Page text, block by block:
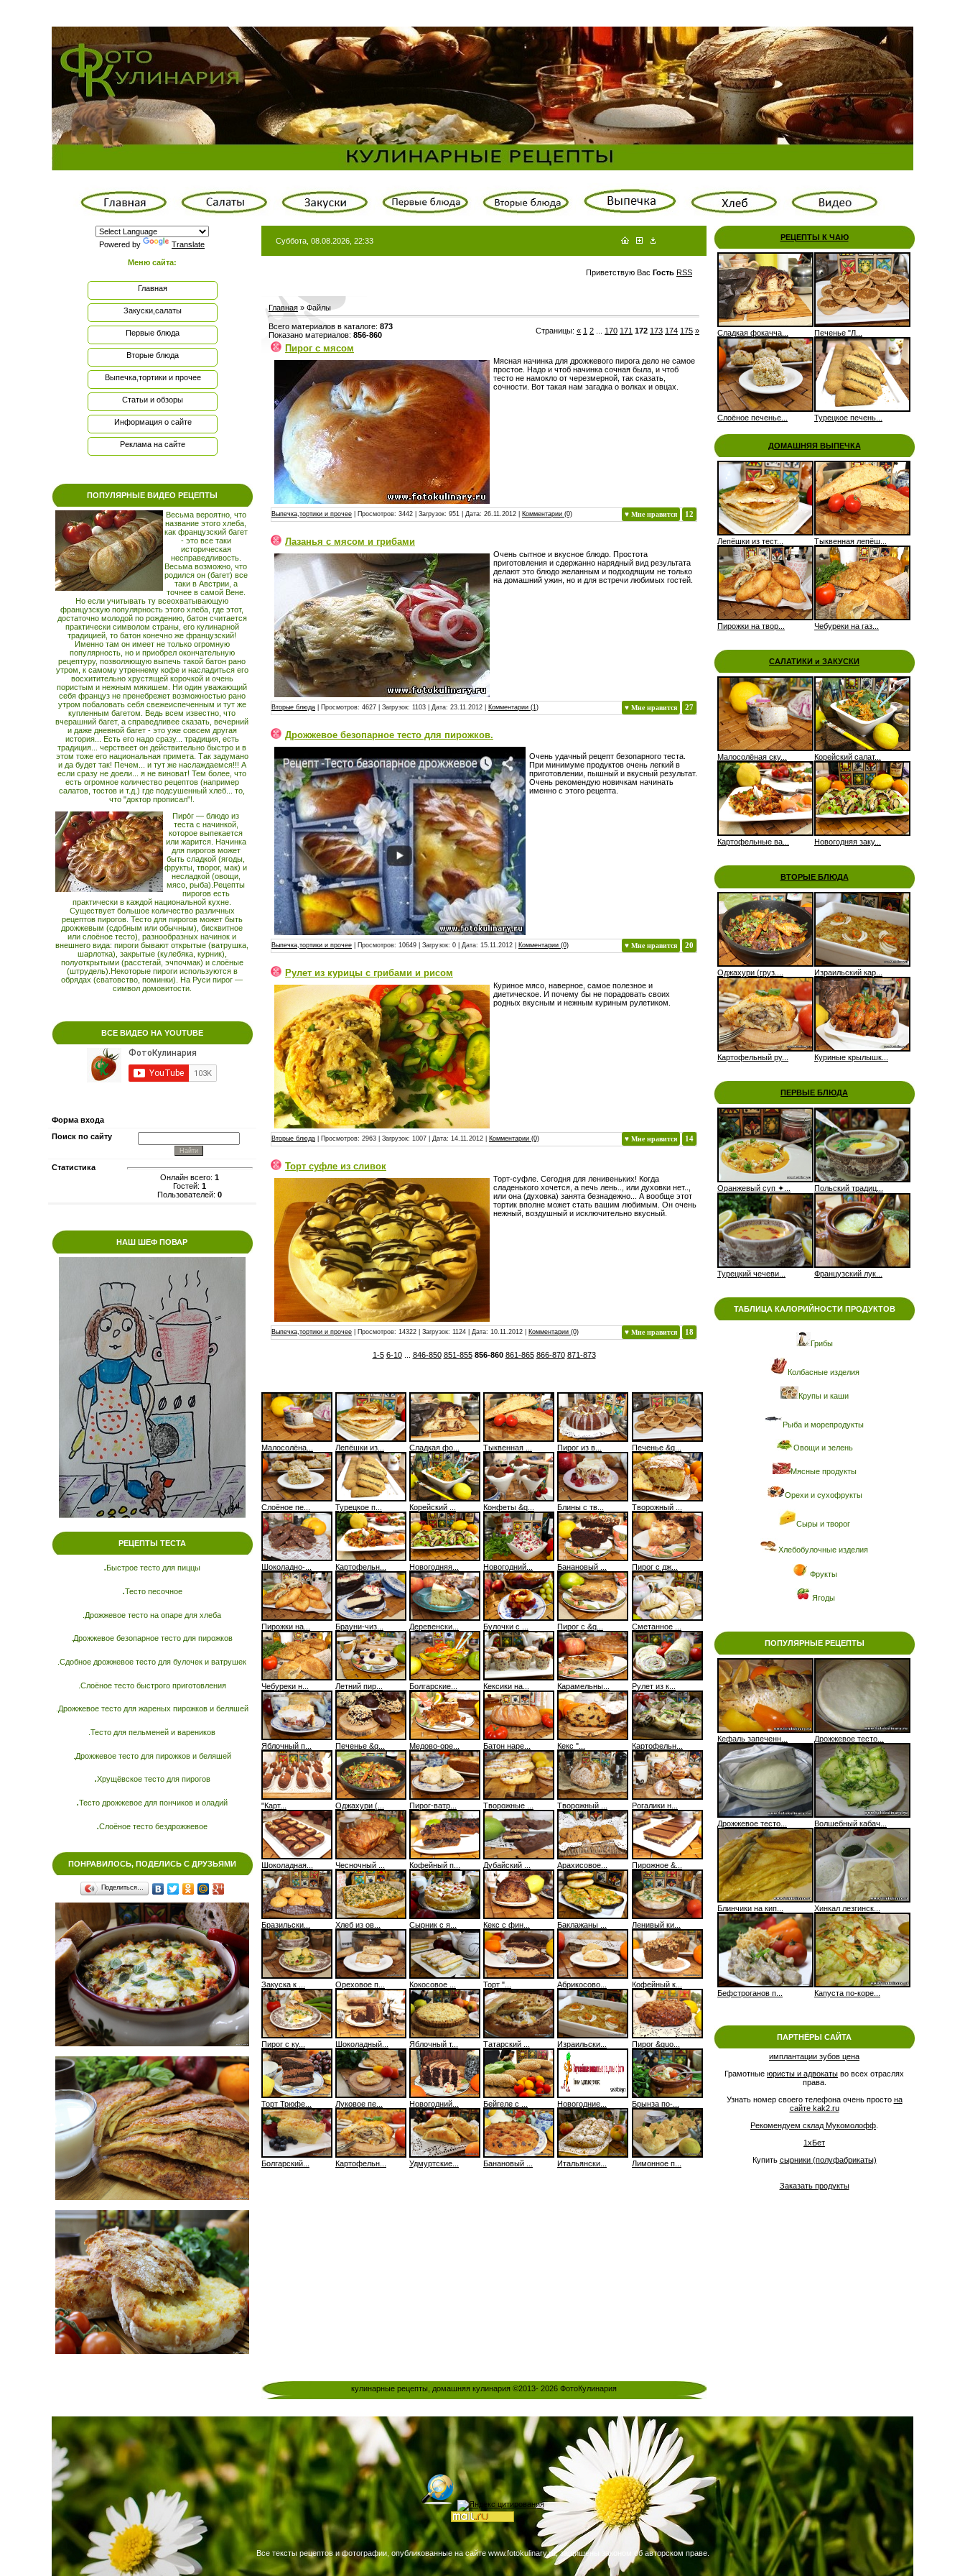
Powered by Translate
Меню сайта:
Главная
Закуски,салаты
Первые блюда
Вторые блюда
Выпечка,тортики и прочее
Статьи и обзоры
Информация о сайте
Реклама на сайте
ПОПУЛЯРНЫЕ ВИДЕО РЕЦЕПТЫ
Весьма вероятно, что
название этого хлеба,
как французский багет
- это все таки
историческая
несправедливость.
Весьма возможно, что
родился он (багет) все
таки в Австрии, а
точнее в самой Вене.
Но если учитывать ту всеохватывающую
французскую популярность этого хлеба, где этот,
достаточно молодой по рождению, батон считается
практически символом страны, его кулинарной
традицией, то батон конечно же французский!
Именно там он имеет не только огромную
популярность, но и приобрел окончательную
рецептуру, позволяющую выпечь такой батон рано
утром, к самому утреннему кофе и насладиться его
восхитительно хрустящей корочкой и очень
пористым и нежным мякишем. Ни один уважающий
себя француз не пренебрежет возможностью рано
утром побаловать себя свежеиспеченным и тут же
купленным багетом. Ведь всем известно, что
вчерашний багет, а справедливее сказать, вечерний
и даже дневной багет - это уже совсем другая
история... Есть его надо сразу... традиция, есть
традиция... черствеет он действительно быстро и в
этом тоже его национальная примета. Так задумано
и да будет так! Печем... и тут же наслаждаемся!!! А
если сразу не доели... я не виноват! Тем более, что
есть огромное количество рецептов (например
салатов, тостов и т.д.) где подсушенный хлеб... то,
что "доктор прописал"!.
Пиро́г — блюдо из
теста с начинкой,
которое выпекается
или жарится. Начинка
для пирогов может
быть сладкой (ягоды,
фрукты, творог, мак) и
несладкой (овощи,
мясо, рыба).Рецепты
пирогов есть
практически в каждой национальной кухне.
Существует большое количество различных
рецептов пирогов. Тесто для пирогов может быть
дрожжевым (сдобным или обычным), бисквитное
или слоёное тесто), разнообразных начинок и
внешнего вида: пироги бывают открытые (ватрушка,
шарлотка), закрытые (кулебяка, курник),
полуоткрытыми (расстегай, эчпочмак) и слоёные
(штрудель).Некоторые пироги используются в
обрядах (сватовство, поминки). На Руси пирог —
символ домовитости.
ВСЕ ВИДЕО НА YOUTUBE
Форма входа
Поиск по сайту
Статистика
Онлайн всего: 1
Гостей: 1
Пользователей: 0
НАШ ШЕФ ПОВАР
РЕЦЕПТЫ ТЕСТА
. Быстрое тесто для пиццы
.Тесто песочное
.Дрожжевое тесто на опаре для хлеба
.Дрожжевое безопарное тесто для пирожков
.Сдобное дрожжевое тесто для булочек и ватрушек
.Слоёное тесто быстрого приготовления
.Дрожжевое тесто для жареных пирожков и беляшей
.Тесто для пельменей и вареников
.Дрожжевое тесто для пирожков и беляшей
.Хрущёвское тесто для пирогов
.Тесто дрожжевое для пончиков и оладий
.Слоёное тесто бездрожжевое
ПОНРАВИЛОСЬ, ПОДЕЛИСЬ С ДРУЗЬЯМИ
Поделиться…
Суббота, 08.08.2026, 22:33
Приветствую Вас Гость RSS
Главная » Файлы
Всего материалов в каталоге: 873
Показано материалов: 856-860 Страницы: « 1 2 170 171 172 173 174 175 »
Пирог с мясом
Мясная начинка для дрожжевого пирога дело не самое
простое. Надо и чтоб начинка сочная была, и чтоб
тесто не намокло от черезмерной, так сказать,
сочности. Вот такая нам загадка о волках и овцах.
♥ Мне нравится 12
Выпечка,тортики и прочее | Просмотров: 3442 | Загрузок: 951 | Дата: 26.11.2012 Комментарии (0)
Лазанья с мясом и грибами
Очень сытное и вкусное блюдо. Простота
приготовления и сдержанно нарядный вид результата
делают это блюдо желанным и подходящим не только
на домашний ужин, но и для встречи любимых гостей.
♥ Мне нравится 27
Вторые блюда | Просмотров: 4627 | Загрузок: 1103 | Дата: 23.11.2012 Комментарии (1)
Дрожжевое безопарное тесто для пирожков.
Очень удачный рецепт безопарного теста.
При минимуме продуктов очень легкий в
приготовлении, пышный и вкусный результат.
Очень рекомендую новичкам начинать
именно с этого рецепта.
♥ Мне нравится 20
Выпечка,тортики и прочее | Просмотров: 10649 | Загрузок: 0 | Дата: 15.11.2012 Комментарии (0)
Рулет из курицы с грибами и рисом
Куриное мясо, наверное, самое полезное и
диетическое. И почему бы не порадовать своих
родных вкусным и нежным куриным рулетиком.
♥ Мне нравится 14
Вторые блюда | Просмотров: 2963 | Загрузок: 1007 | Дата: 14.11.2012 Комментарии (0)
Торт суфле из сливок
Торт-суфле. Сегодня для ленивеньких! Когда
сладенького хочется, а печь лень.., или духовки нет..,
или она (духовка) занята безнадежно... А вообще этот
тортик вполне может стать вашим любимым. Он очень
нежный, воздушный и исключительно вкусный.
♥ Мне нравится 18
Выпечка,тортики и прочее | Просмотров: 14322 | Загрузок: 1124 | Дата: 10.11.2012 Комментарии (0)
1-5 6-10 846-850 851-855 856-860 861-865 866-870 871-873
Малосолёна... Лепёшки из... Сладкая фо... Тыквенная ... Пирог из в... Печенье &q...
Слоёное пе... Турецкое п... Корейский ... Конфеты &q... Блины с тв... Творожный ...
Шоколадно-... Картофельн... Новогодняя... Новогодний... Банановый ... Пирог с дж...
Пирожки на... Брауни-чиз... Деревенски... Булочки с ... Пирог с &q... Cметанное ...
Чебуреки н... Летний пир... Болгарские... Кексики на... Карамельны... Рулет из к...
Яблочный п... Печенье &q... Медово-оре... Батон наре... Кекс "... Картофельн...
"Карт... Оджахури (... Пирог-ватр... Творожные ... Творожный ... Рогалики н...
Шоколадная... Чесночный ... Кофейный п... Дубайский ... Арахисовое... Пирожное &...
Бразильски... Хлеб из ов... Cырник с я... Кекс с фин... Баклажаны ... Ленивый ки...
Закуска к ... Ореховое п... Кокосовое ... Торт "... Абрикосово... Кофейный к...
Пирог с ку... Шоколадный... Яблочный т... Татарский ... Израильски... Пирог &quo...
Торт Трюфе... Луковое пе... Новогодний... Бейгеле с ... Новогодние... Брынза по-...
Болгарский... Картофельн... Удмуртские... Банановый ... Итальянски... Лимонное п...
РЕЦЕПТЫ К ЧАЮ
Сладкая фокачча... Печенье "Л...
Слоёное печенье... Турецкое печень...
ДОМАШНЯЯ ВЫПЕЧКА
Лепёшки из тест... Тыквенная лепёш...
Пирожки на твор... Чебуреки на газ...
САЛАТИКИ и ЗАКУСКИ
Малосолёная ску... Корейский салат...
Картофельные ва... Новогодняя заку...
ВТОРЫЕ БЛЮДА
Оджахури (груз.... Израильский кар...
Картофельный ру... Куриные крылышк...
ПЕРВЫЕ БЛЮДА
Оранжевый суп ✦... Польский традиц...
Турецкий чечеви... Французский лук...
ТАБЛИЦА КАЛОРИЙНОСТИ ПРОДУКТОВ
Грибы
Колбасные изделия
Крупы и каши
Рыба и морепродукты
Овощи и зелень
Мясные продукты
Орехи и сухофрукты
Сыры и творог
Хлебобулочные изделия
Фрукты
Ягоды
ПОПУЛЯРНЫЕ РЕЦЕПТЫ
Кефаль запеченн... Дрожжевое тесто...
Дрожжевое тесто... Волшебный кабач...
Блинчики на кип... Хинкал лезгинск...
Бефстроганов п... Капуста по-коре...
ПАРТНЁРЫ САЙТА
имплантации зубов цена
Грамотные юристы и адвокаты во всех отраслях
права.
Узнать номер своего телефона очень просто на
сайте kak2.ru
Рекомендуем склад Мукомолофф
1xБет
Купить сырники (полуфабрикаты)
Заказать продукты
кулинарные рецепты, домашняя кулинария ©2013- 2026 ФотоКулинария
Все тексты рецептов и фотографии, опубликованные на сайте www.fotokulinary.ru, защищены законом об авторском праве.